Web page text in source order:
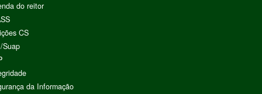
do reitor
CS
Suap
da Informação